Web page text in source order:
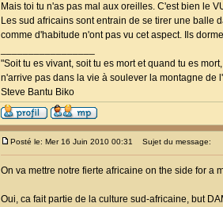
Mais toi tu n'as pas mal aux oreilles. C'est bien le
Les sud africains sont entrain de se tirer une balle
comme d'habitude n'ont pas vu cet aspect. Ils
"Soit tu es vivant, soit tu es mort et quand tu es
n'arrive pas dans la vie à soulever la montagne de
Steve Bantu Biko
Posté le: Mer 16 Juin 2010 00:31 Sujet du message:
On va mettre notre fierte africaine on the side for a
Oui, ca fait partie de la culture sud-africaine, but